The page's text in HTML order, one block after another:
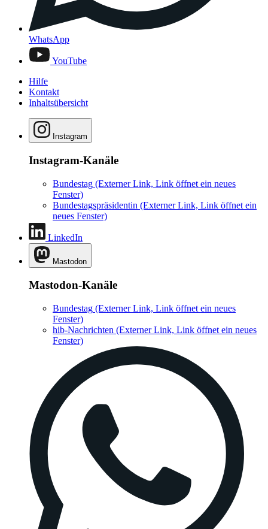
WhatsApp
YouTube
Hilfe
Kontakt
Inhaltsübersicht
Instagram
Instagram-Kanäle
Bundestag (Externer Link, Link öffnet ein neues
Fenster)
Bundestagspräsidentin (Externer Link, Link öffnet ein
neues Fenster)
LinkedIn
Mastodon
Mastodon-Kanäle
Bundestag (Externer Link, Link öffnet ein neues
Fenster)
hib-Nachrichten (Externer Link, Link öffnet ein neues
Fenster)